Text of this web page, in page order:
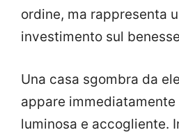
ordine, ma rappresenta
investimento sul
Una casa sgombra da
appare immediatamente
luminosa e accogliente.